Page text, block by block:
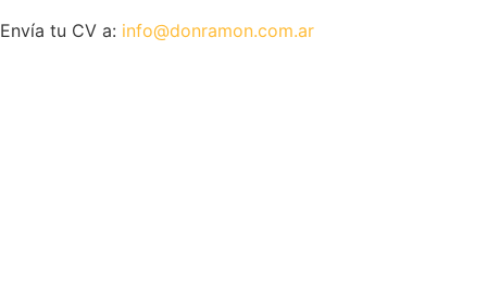
Envía tu CV a: info@donramon.com.ar